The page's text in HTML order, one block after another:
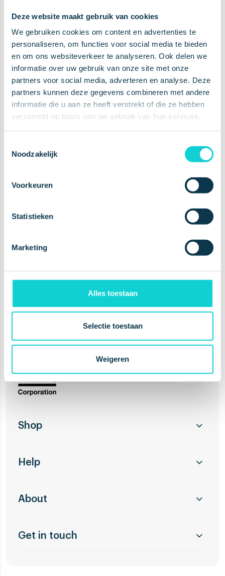
Deze website maakt gebruik van cookies
We gebruiken cookies om content en advertenties te
personaliseren, om functies voor social media te bieden
en om ons websiteverkeer te analyseren. Ook delen we
informatie over uw gebruik van onze site met onze
partners voor social media, adverteren en analyse. Deze
partners kunnen deze gegevens combineren met andere
informatie die u aan ze heeft verstrekt of die ze hebben
verzameld op basis van uw gebruik van hun services.
Noodzakelijk
Voorkeuren
Statistieken
Marketing
Alles toestaan
Selectie toestaan
Weigeren
SUBSCRIBE
Clinically Proven
Planet Proof
Award Winning
Shop
Help
About
Get in touch